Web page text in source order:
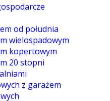
od południa
wielospadowym
kopertowym
20 stopni
z garażem